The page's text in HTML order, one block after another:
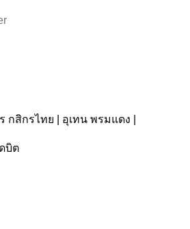
สิกรไทย | อุเทน พรมแดง |
บิต